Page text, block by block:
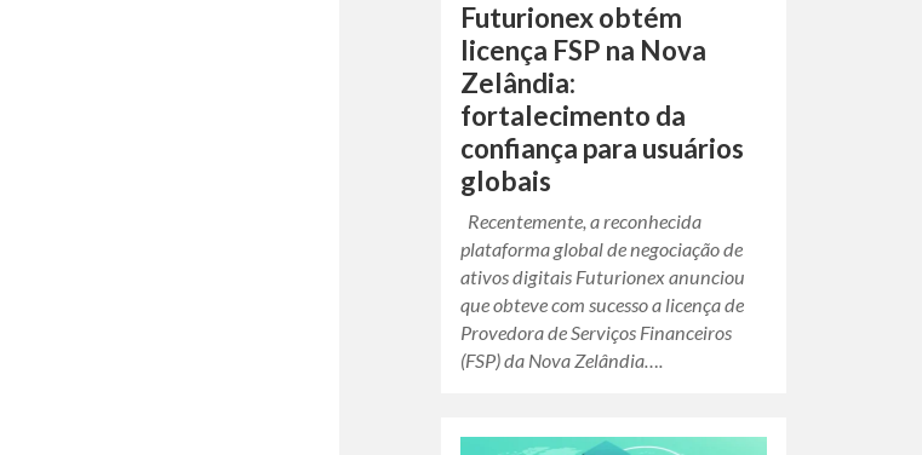
Futurionex obtém
licença FSP na Nova
Zelândia:
fortalecimento da
confiança para usuários
globais
Recentemente, a reconhecida
plataforma global de negociação de
ativos digitais Futurionex anunciou
que obteve com sucesso a licença de
Provedora de Serviços Financeiros
(FSP) da Nova Zelândia….